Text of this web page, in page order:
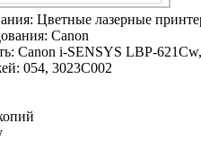
Цветные лазерные
Canon
Canon i-SENSYS LBP-621Cw,
054, 3023C002